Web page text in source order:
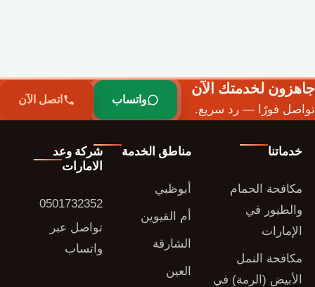
جاهزون لخدمتك الآن
تواصل فورًا — رد سريع.
واتساب اتصل الآن
خدماتنا
مكافحة الحمام
والطيور في
الإمارات
مكافحة النمل
الأبيض (الرمة) في
مناطق الخدمة
أبوظبي
أم القيوين
الشارقة
العين
شركة وعد
الامارات
0501732352
تواصل عبر
واتساب